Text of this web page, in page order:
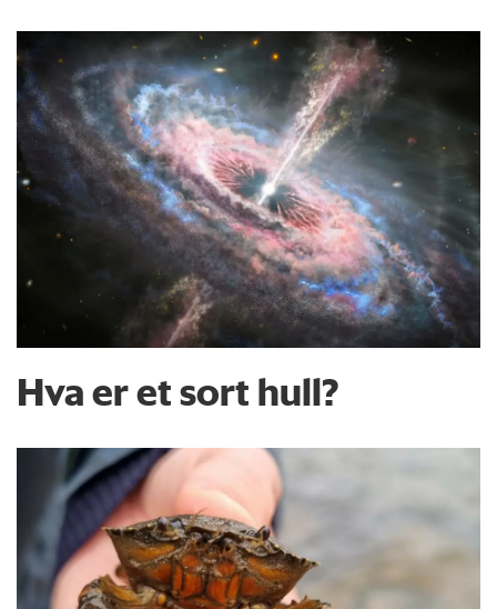
Hva er et sort hull?